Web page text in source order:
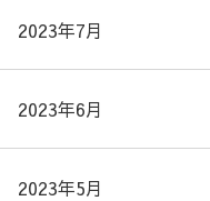
2023年7月
2023年6月
2023年5月